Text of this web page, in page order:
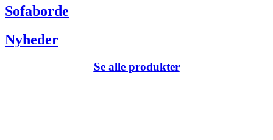
Sofaborde
Nyheder
Se alle produkter